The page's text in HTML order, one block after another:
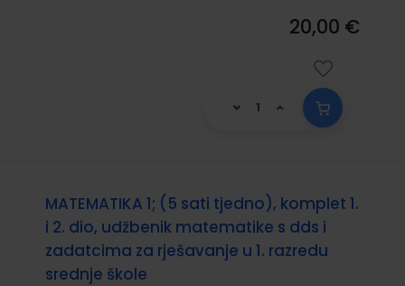
20,00 €
MATEMATIKA 1; (5 sati tjedno), komplet 1.
i 2. dio, udžbenik matematike s dds i
zadatcima za rješavanje u 1. razredu
srednje škole